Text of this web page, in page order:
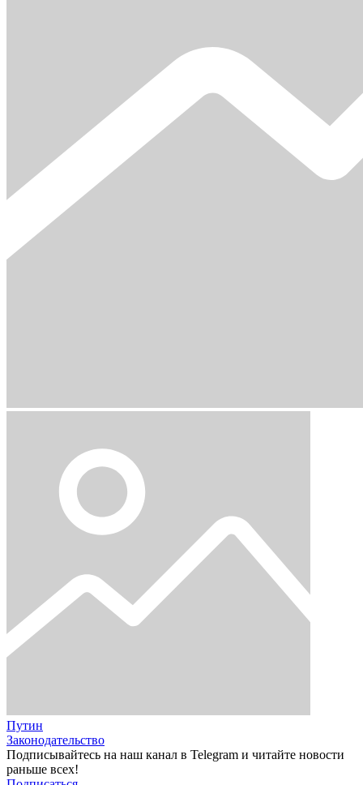
Путин
Законодательство
Подписывайтесь на наш канал в Telegram и читайте новости
раньше всех!